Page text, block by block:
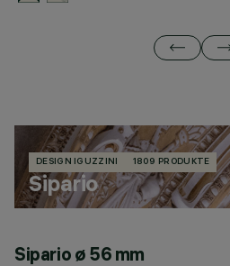
DESIGN IGUZZINI 1809 PRODUKTE
Sipario
Sipario ø 56 mm